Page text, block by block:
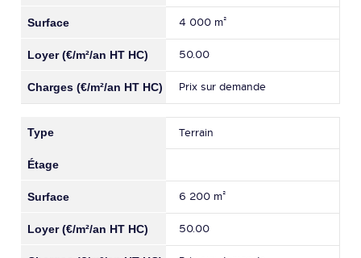
4 000 m²
50.00
Prix sur demande
Terrain
6 200 m²
50.00